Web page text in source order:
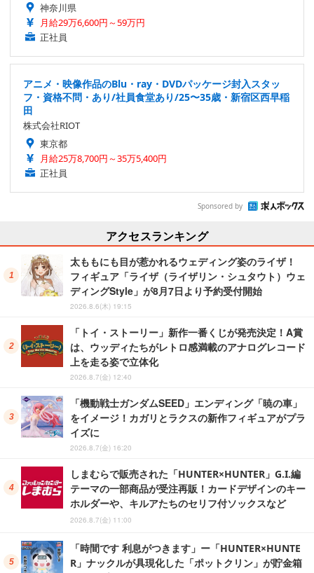
神奈川県
月給29万6,600円～59万円
正社員
アニメ・映像作品のBlu・ray・DVDパッケージ封入スタッ
フ・資格不問・あり/社員食堂あり/25〜35歳・新宿区西早稲
田
株式会社RIOT
東京都
月給25万8,700円～35万5,400円
正社員
Sponsored by
アクセスランキング
太ももにも目が惹かれるウェディング姿のライザ！
フィギュア「ライザ（ライザリン・シュタウト）ウェ
ディングStyle」が8月7日より予約受付開始
2026.8.6(木) 19:15
「トイ・ストーリー」新作一番くじが発売決定！A賞
は、ウッディたちがレトロ感満載のアナログレコード
上を走る姿で立体化
2026.8.7(金) 12:40
「機動戦士ガンダムSEED」エンディング「暁の車」
をイメージ！カガリとラクスの新作フィギュアがプラ
イズに
2026.8.7(金) 16:20
しまむらで販売された「HUNTER×HUNTER」G.I.編
テーマの一部商品が受注再販！カードデザインのキー
ホルダーや、キルアたちのセリフ付ソックスなど
2026.8.7(金) 11:00
「時間です 利息がつきます」ー「HUNTER×HUNTE
R」ナックルが具現化した「ポットクリン」が貯金箱